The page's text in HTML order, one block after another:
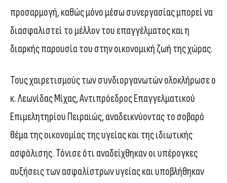
προσαρμογή, καθώς μόνο μέσω συνεργασίας μπορεί να
διασφαλιστεί το μέλλον του επαγγέλματος και η
διαρκής παρουσία του στην οικονομική ζωή της χώρας.
Τους χαιρετισμούς των συνδιοργανωτών ολοκλήρωσε ο
κ. Λεωνίδας Μίχας, Αντιπρόεδρος Επαγγελματικού
Επιμελητηρίου Πειραιώς, αναδεικνύοντας το σοβαρό
θέμα της οικονομίας της υγείας και της ιδιωτικής
ασφάλισης. Τόνισε ότι αναδείχθηκαν οι υπέρογκες
αυξήσεις των ασφαλίστρων υγείας και υποβλήθηκαν